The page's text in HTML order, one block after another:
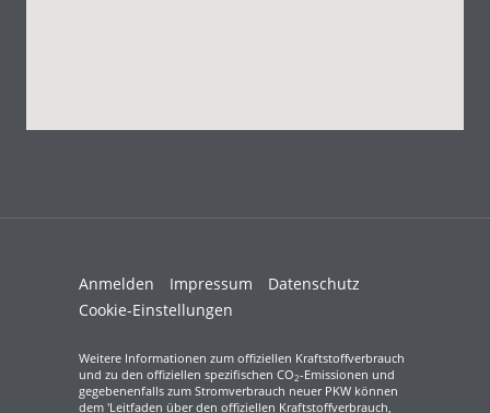
Anmelden Impressum
Datenschutz
Cookie-Einstellungen
Weitere Informationen zum offiziellen Kraftstoffverbrauch
und zu den offiziellen spezifischen CO2-Emissionen und
gegebenenfalls zum Stromverbrauch neuer PKW können
dem 'Leitfaden über den offiziellen Kraftstoffverbrauch,